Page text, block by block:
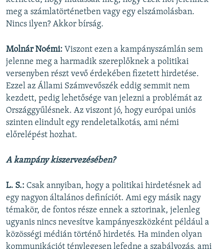
meg a számlatörténetben vagy egy elszámolásban.
Nincs ilyen? Akkor bírság.
Molnár Noémi: Viszont ezen a kampányszámlán sem
jelenne meg a harmadik szereplőknek a politikai
versenyben részt vevő érdekében fizetett hirdetése.
Ezzel az Állami Számvevőszék eddig semmit nem
kezdett, pedig lehetősége van jelezni a problémát az
Országgyűlésnek. Az viszont jó, hogy európai uniós
szinten elindult egy rendeletalkotás, ami némi
előrelépést hozhat.
A kampány kiszervezésében?
L. S.: Csak annyiban, hogy a politikai hirdetésnek ad
egy nagyon általános definíciót. Ami egy másik nagy
témakör, de fontos része ennek a sztorinak, jelenleg
ugyanis nincs nevesítve kampányeszközként például a
közösségi médián történő hirdetés. Ha minden olyan
kommunikációt ténylegesen lefedne a szabályozás, ami